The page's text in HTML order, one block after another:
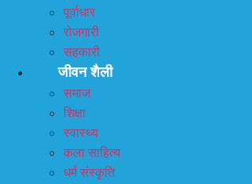
पूर्वाधार
रोजगारी
सहकारी
जीवन शैली
समाज
शिक्षा
स्वास्थ्य
कला साहित्य
धर्म संस्कृति